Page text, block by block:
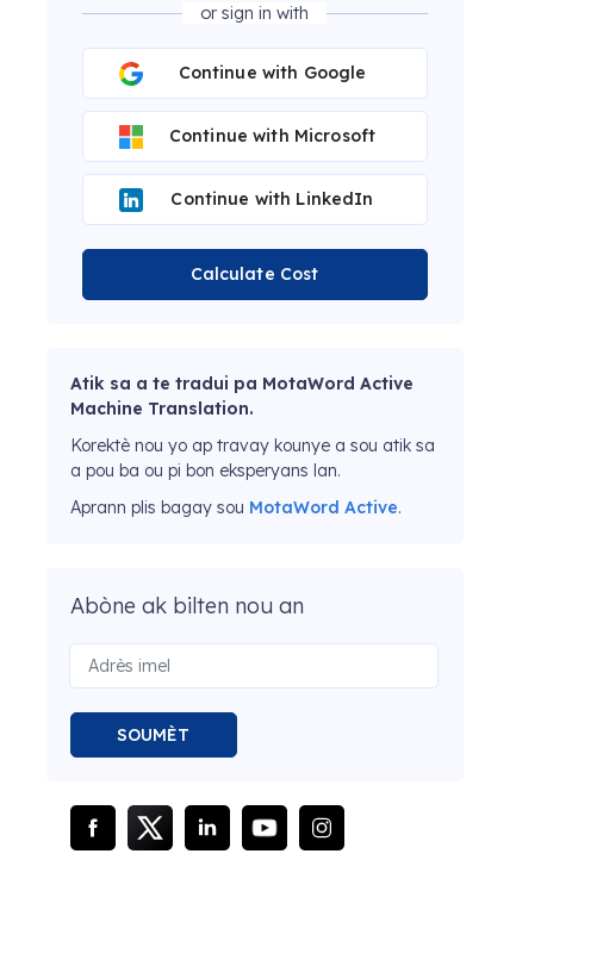
or sign in with
Continue with Google
Continue with Microsoft
Continue with LinkedIn
Calculate Cost
Atik sa a te tradui pa MotaWord Active
Machine Translation.
Korektè nou yo ap travay kounye a sou atik sa
a pou ba ou pi bon eksperyans lan.
Aprann plis bagay sou MotaWord Active.
Abòne ak bilten nou an
SOUMÈT